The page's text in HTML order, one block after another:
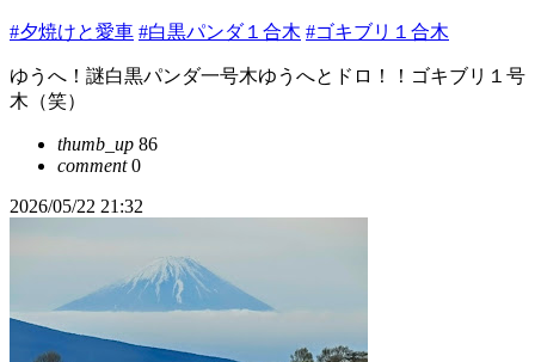
#夕焼けと愛車 #白黒パンダ１合木 #ゴキブリ１合木
ゆうへ！謎白黒パンダ一号木ゆうへとドロ！！ゴキブリ１号
木（笑）
thumb_up 86
comment0
2026/05/22 21:32